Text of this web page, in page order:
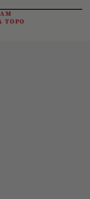
ΤΟΡΟ